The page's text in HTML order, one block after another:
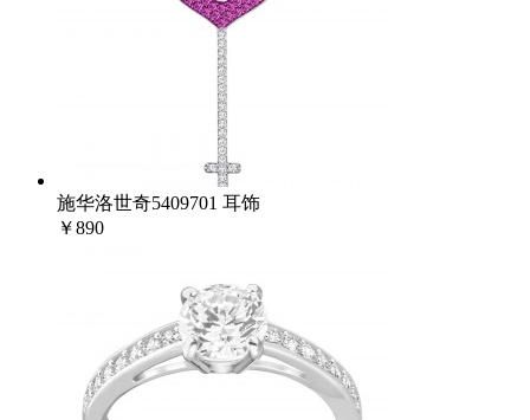
施华洛世奇5409701 耳饰
￥890